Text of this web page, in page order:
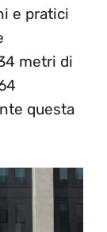
e pratici
metri di
questa